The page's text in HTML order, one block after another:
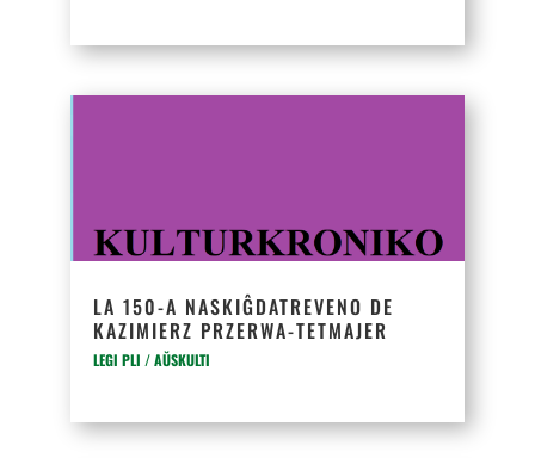
LA 150-A NASKIĜDATREVENO DE
KAZIMIERZ PRZERWA-TETMAJER
LEGI PLI / AŬSKULTI